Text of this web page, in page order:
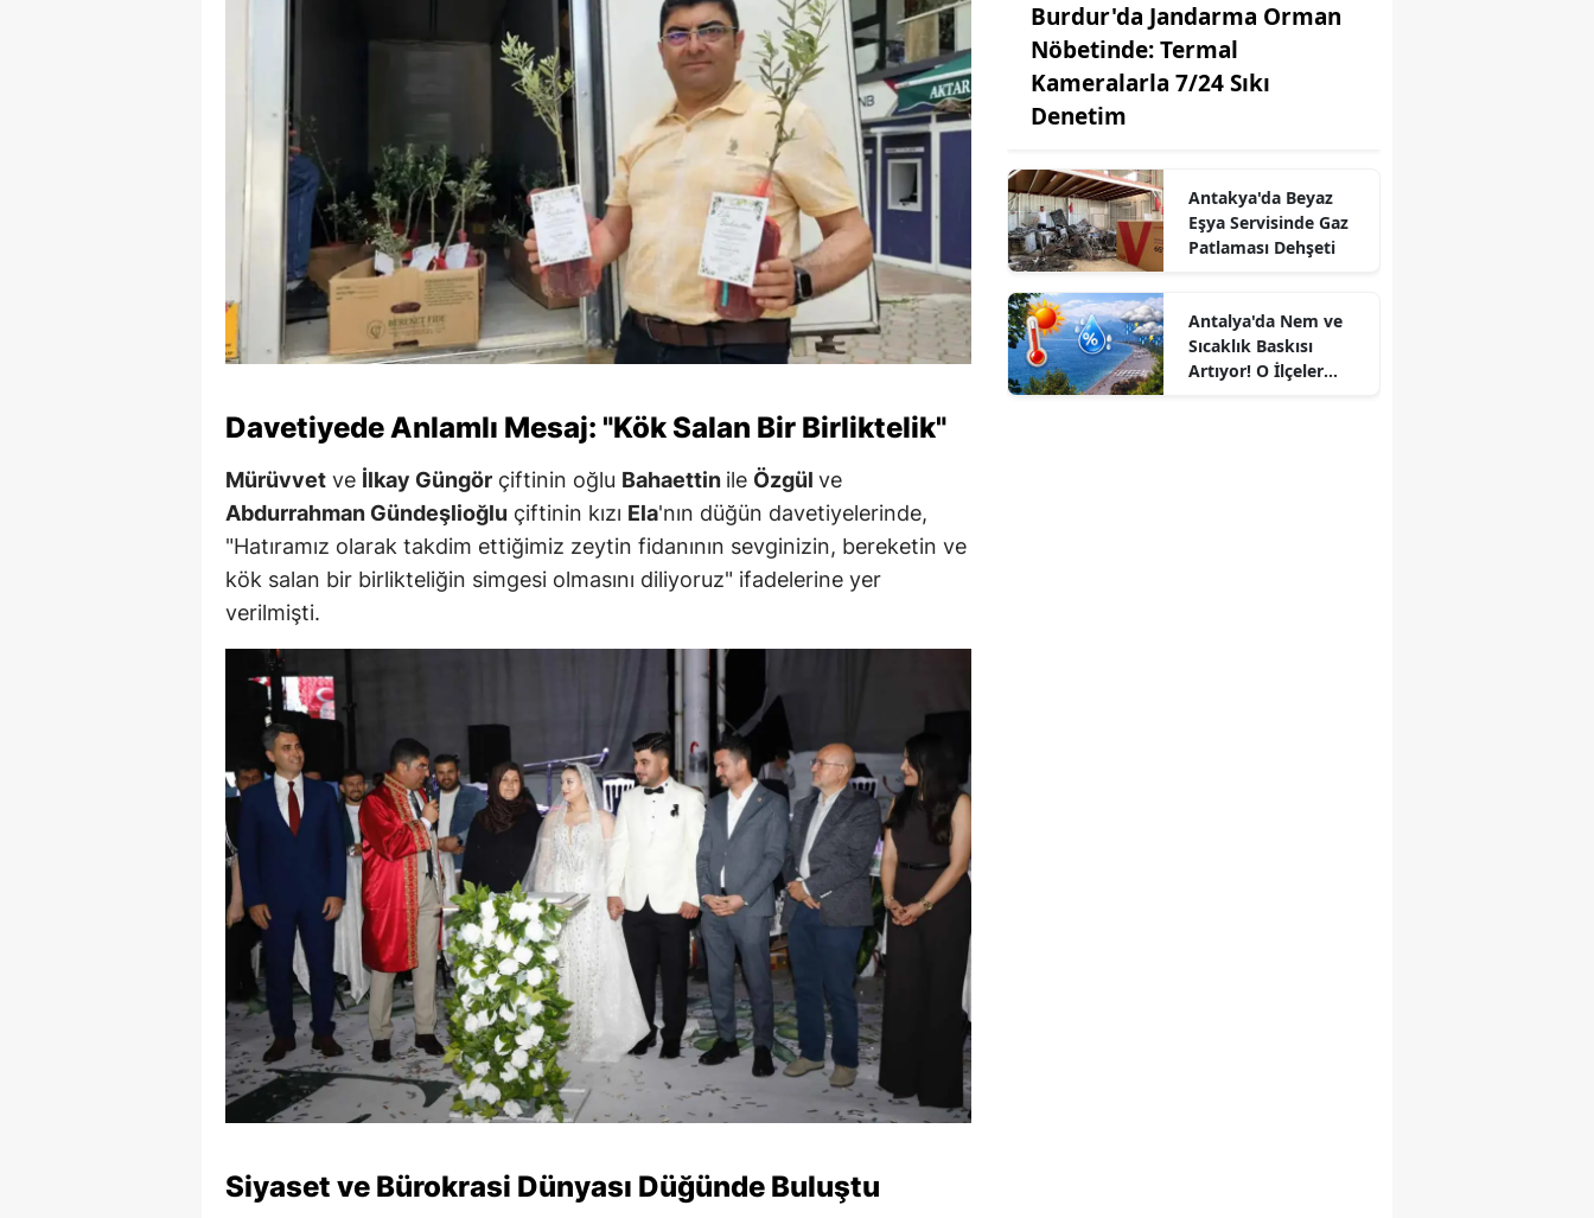
Davetiyede Anlamlı Mesaj: "Kök Salan Bir Birliktelik"
Mürüvvet ve İlkay Güngör çiftinin oğlu Bahaettin ile Özgül ve
Abdurrahman Gündeşlioğlu çiftinin kızı Ela'nın düğün davetiyelerinde,
"Hatıramız olarak takdim ettiğimiz zeytin fidanının sevginizin, bereketin ve
kök salan bir birlikteliğin simgesi olmasını diliyoruz" ifadelerine yer
verilmişti.
Siyaset ve Bürokrasi Dünyası Düğünde Buluştu
Burdur'da Jandarma Orman
Nöbetinde: Termal
Kameralarla 7/24 Sıkı
Denetim
Antakya'da Beyaz
Eşya Servisinde Gaz
Patlaması Dehşeti
Antalya'da Nem ve
Sıcaklık Baskısı
Artıyor! O İlçeler